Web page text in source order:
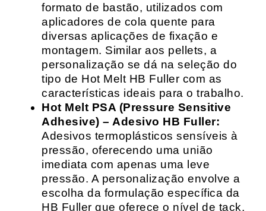
formato de bastão, utilizados com
aplicadores de cola quente para
diversas aplicações de fixação e
montagem. Similar aos pellets, a
personalização se dá na seleção do
tipo de Hot Melt HB Fuller com as
características ideais para o trabalho.
Hot Melt PSA (Pressure Sensitive
Adhesive) – Adesivo HB Fuller:
Adesivos termoplásticos sensíveis à
pressão, oferecendo uma união
imediata com apenas uma leve
pressão. A personalização envolve a
escolha da formulação específica da
HB Fuller que oferece o nível de tack,